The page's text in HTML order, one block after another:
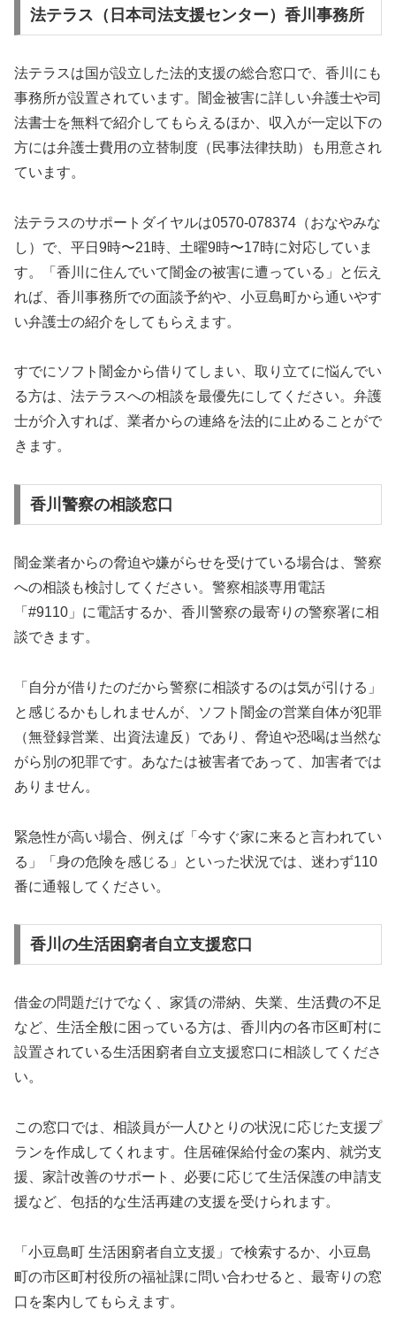
法テラス（日本司法支援センター）香川事務所
法テラスは国が設立した法的支援の総合窓口で、香川にも
事務所が設置されています。闇金被害に詳しい弁護士や司
法書士を無料で紹介してもらえるほか、収入が一定以下の
方には弁護士費用の立替制度（民事法律扶助）も用意され
ています。
法テラスのサポートダイヤルは0570-078374（おなやみな
し）で、平日9時〜21時、土曜9時〜17時に対応していま
す。「香川に住んでいて闇金の被害に遭っている」と伝え
れば、香川事務所での面談予約や、小豆島町から通いやす
い弁護士の紹介をしてもらえます。
すでにソフト闇金から借りてしまい、取り立てに悩んでい
る方は、法テラスへの相談を最優先にしてください。弁護
士が介入すれば、業者からの連絡を法的に止めることがで
きます。
香川警察の相談窓口
闇金業者からの脅迫や嫌がらせを受けている場合は、警察
への相談も検討してください。警察相談専用電話
「#9110」に電話するか、香川警察の最寄りの警察署に相
談できます。
「自分が借りたのだから警察に相談するのは気が引ける」
と感じるかもしれませんが、ソフト闇金の営業自体が犯罪
（無登録営業、出資法違反）であり、脅迫や恐喝は当然な
がら別の犯罪です。あなたは被害者であって、加害者では
ありません。
緊急性が高い場合、例えば「今すぐ家に来ると言われてい
る」「身の危険を感じる」といった状況では、迷わず110
番に通報してください。
香川の生活困窮者自立支援窓口
借金の問題だけでなく、家賃の滞納、失業、生活費の不足
など、生活全般に困っている方は、香川内の各市区町村に
設置されている生活困窮者自立支援窓口に相談してくださ
い。
この窓口では、相談員が一人ひとりの状況に応じた支援プ
ランを作成してくれます。住居確保給付金の案内、就労支
援、家計改善のサポート、必要に応じて生活保護の申請支
援など、包括的な生活再建の支援を受けられます。
「小豆島町 生活困窮者自立支援」で検索するか、小豆島
町の市区町村役所の福祉課に問い合わせると、最寄りの窓
口を案内してもらえます。